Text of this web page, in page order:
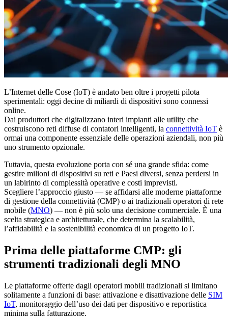
L’Internet delle Cose (IoT) è andato ben oltre i progetti pilota
sperimentali: oggi decine di miliardi di dispositivi sono connessi
online.
Dai produttori che digitalizzano interi impianti alle utility che
costruiscono reti diffuse di contatori intelligenti, la connettività IoT è
ormai una componente essenziale delle operazioni aziendali, non più
uno strumento opzionale.
Tuttavia, questa evoluzione porta con sé una grande sfida: come
gestire milioni di dispositivi su reti e Paesi diversi, senza perdersi in
un labirinto di complessità operative e costi imprevisti.
Scegliere l’approccio giusto — se affidarsi alle moderne piattaforme
di gestione della connettività (CMP) o ai tradizionali operatori di rete
mobile (MNO) — non è più solo una decisione commerciale. È una
scelta strategica e architetturale, che determina la scalabilità,
l’affidabilità e la sostenibilità economica di un progetto IoT.
Prima delle piattaforme CMP: gli
strumenti tradizionali degli MNO
Le piattaforme offerte dagli operatori mobili tradizionali si limitano
solitamente a funzioni di base: attivazione e disattivazione delle SIM
IoT, monitoraggio dell’uso dei dati per dispositivo e reportistica
minima sulla fatturazione.